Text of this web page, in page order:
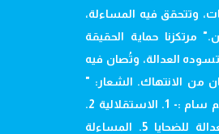
وتتحقق فيه المساءلة،
مرتكزنا حماية الحقيقة
تسوده العدالة، وتُصان فيه
من الانتهاك. الشعار: "
من التوثيق إلى العدالة قيم سام :- 1. الاستقلالية 2.
المهنية 3. النزاهة 4. العدالة للضحايا 5. المساءلة